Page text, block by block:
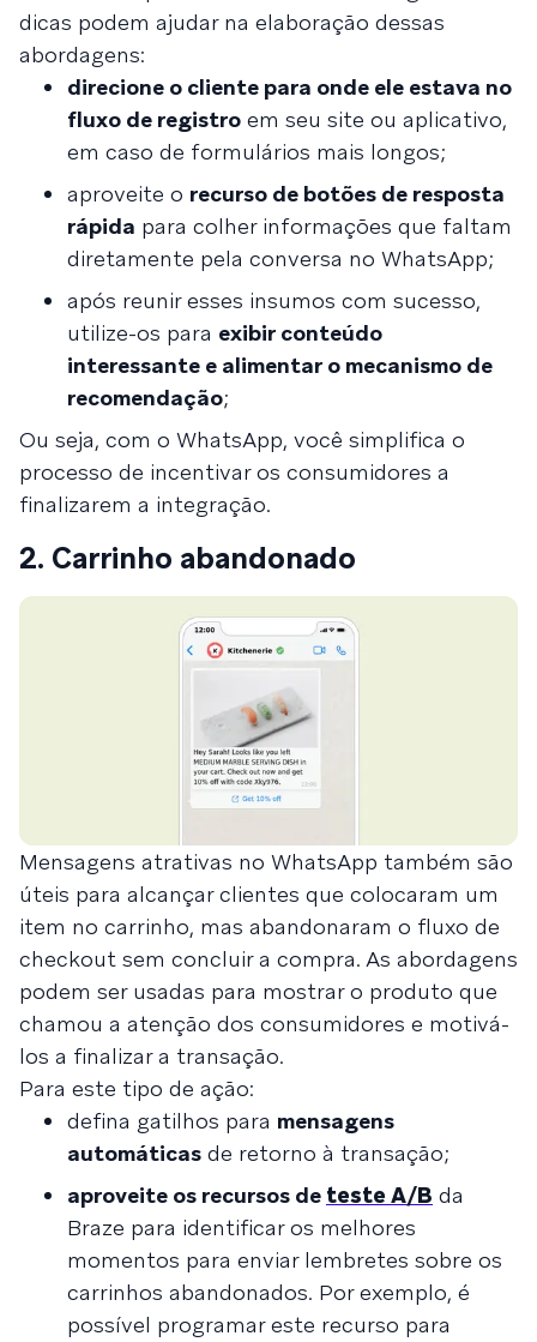
dicas podem ajudar na elaboração dessas
abordagens:
direcione o cliente para onde ele estava no
fluxo de registro em seu site ou aplicativo,
em caso de formulários mais longos;
aproveite o recurso de botões de resposta
rápida para colher informações que faltam
diretamente pela conversa no WhatsApp;
após reunir esses insumos com sucesso,
utilize-os para exibir conteúdo
interessante e alimentar o mecanismo de
recomendação;
Ou seja, com o WhatsApp, você simplifica o
processo de incentivar os consumidores a
finalizarem a integração.
2. Carrinho abandonado
Mensagens atrativas no WhatsApp também são
úteis para alcançar clientes que colocaram um
item no carrinho, mas abandonaram o fluxo de
checkout sem concluir a compra. As abordagens
podem ser usadas para mostrar o produto que
chamou a atenção dos consumidores e motivá-
los a finalizar a transação.
Para este tipo de ação:
defina gatilhos para mensagens
automáticas de retorno à transação;
aproveite os recursos de teste A/B da
Braze para identificar os melhores
momentos para enviar lembretes sobre os
carrinhos abandonados. Por exemplo, é
possível programar este recurso para